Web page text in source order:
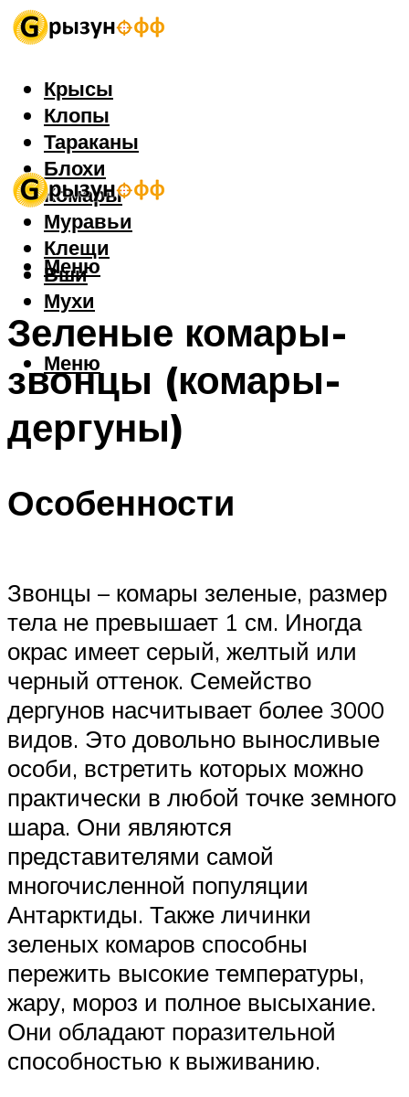
Крысы
Клопы
Тараканы
Блохи
Комары
Муравьи
Клещи
Вши
Мухи
Меню
Меню
Зеленые комары-
звонцы (комары-
дергуны)
Особенности
Звонцы – комары зеленые, размер
тела не превышает 1 см. Иногда
окрас имеет серый, желтый или
черный оттенок. Семейство
дергунов насчитывает более 3000
видов. Это довольно выносливые
особи, встретить которых можно
практически в любой точке земного
шара. Они являются
представителями самой
многочисленной популяции
Антарктиды. Также личинки
зеленых комаров способны
пережить высокие температуры,
жару, мороз и полное высыхание.
Они обладают поразительной
способностью к выживанию.